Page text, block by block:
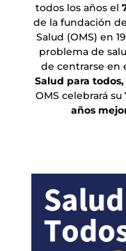
todos los años el
de la fundación
Salud (OMS) en
problema de
de centrarse en
Salud para todos,
OMS celebrará
años